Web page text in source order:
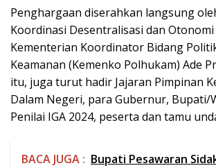
Penghargaan diserahkan langsung
Koordinasi Desentralisasi dan
Kementerian Koordinator Bidang
Keamanan (Kemenko Polhukam) Ade
itu, juga turut hadir Jajaran Pimpinan
Dalam Negeri, para Gubernur, Bupati/
Penilai IGA 2024, peserta dan tamu
BACA JUGA : Bupati Pesawaran